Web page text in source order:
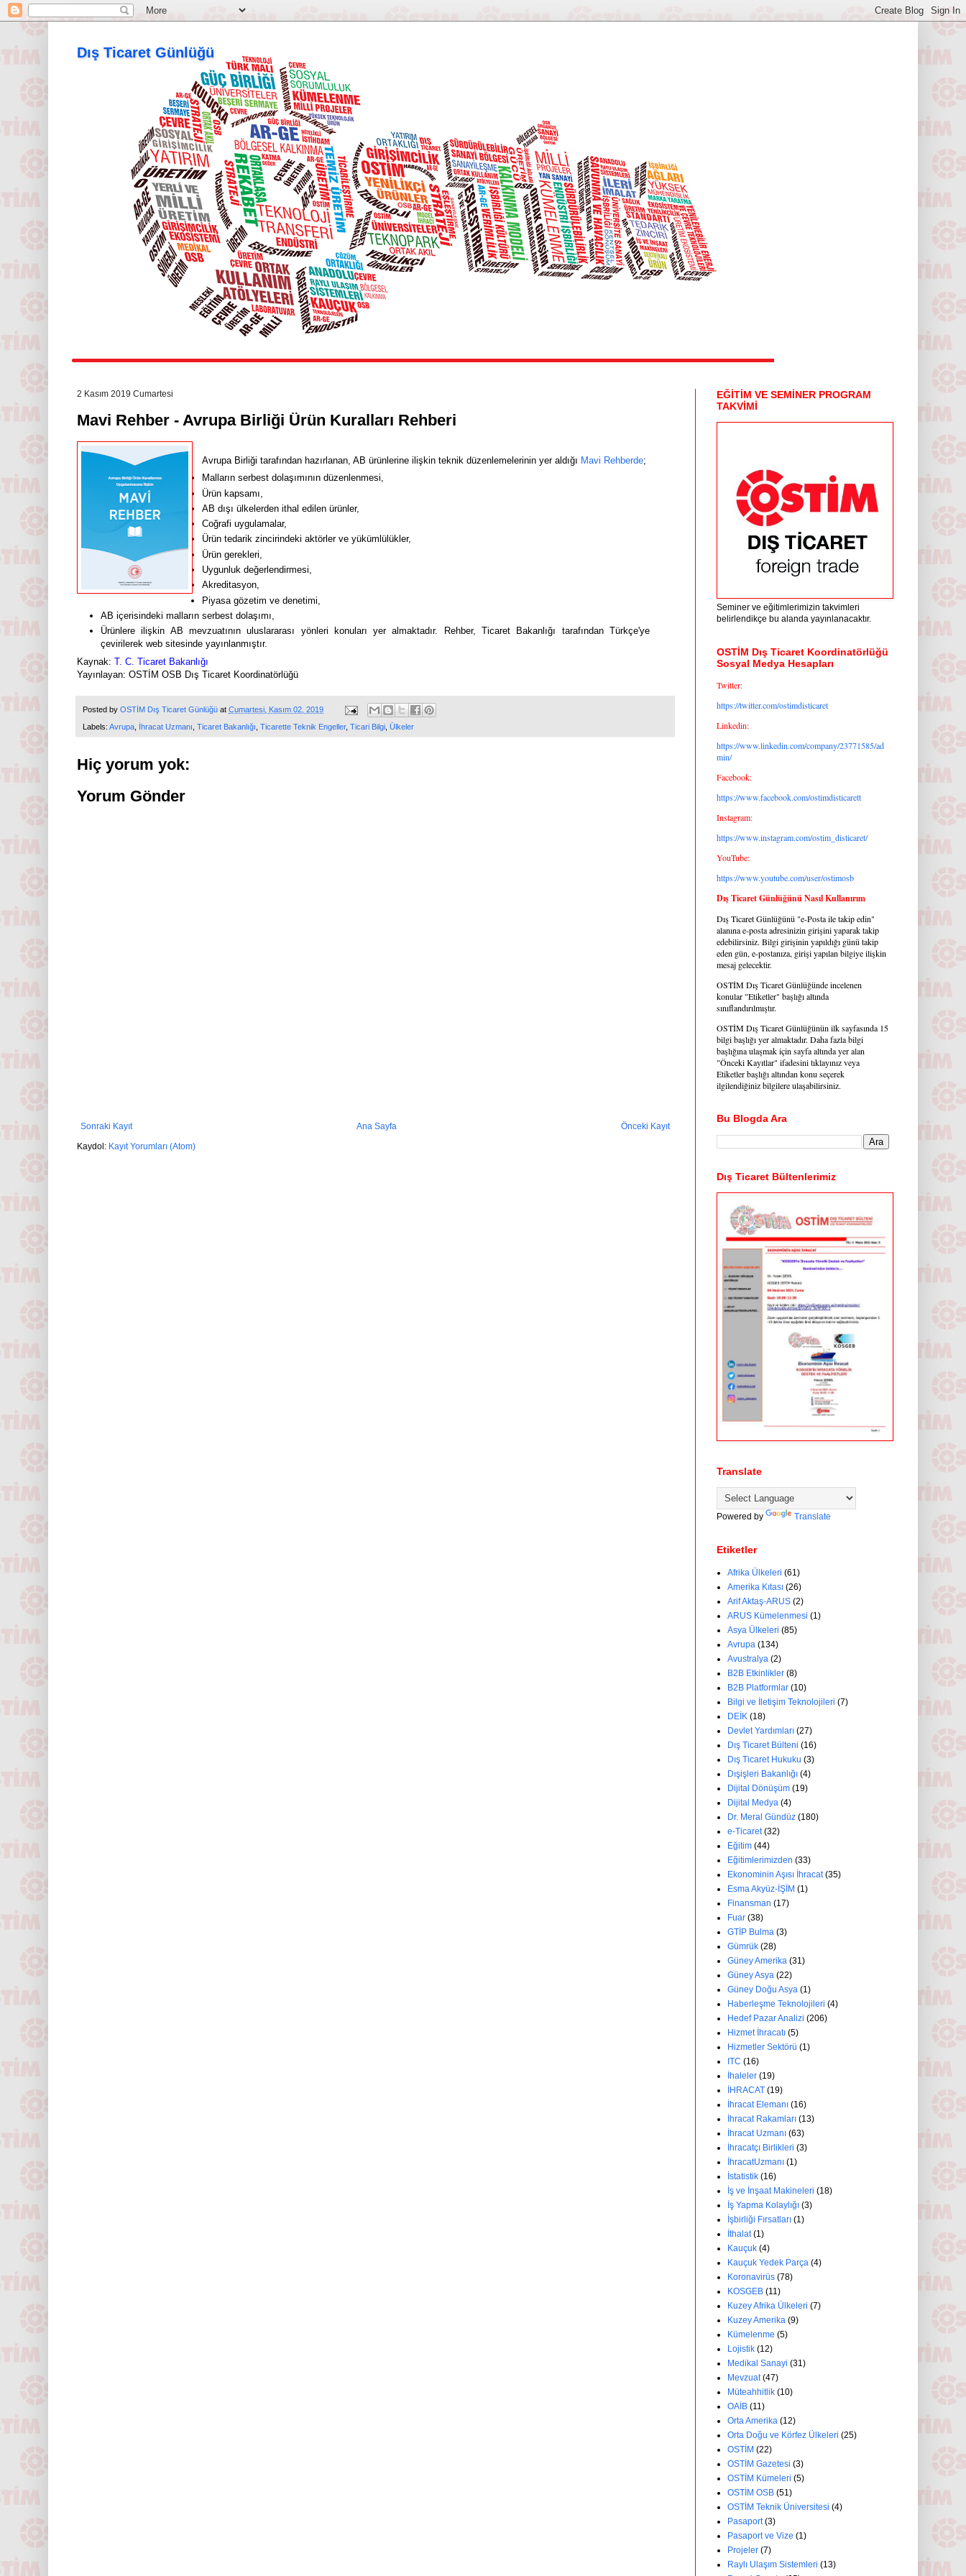
Dış Ticaret Günlüğü
2 Kasım 2019 Cumartesi
Mavi Rehber - Avrupa Birliği Ürün Kuralları Rehberi
Avrupa Birliği tarafından hazırlanan, AB ürünlerine ilişkin teknik düzenlemelerinin yer aldığı Mavi Rehberde;
Malların serbest dolaşımının düzenlenmesi,
Ürün kapsamı,
AB dışı ülkelerden ithal edilen ürünler,
Coğrafi uygulamalar,
Ürün tedarik zincirindeki aktörler ve yükümlülükler,
Ürün gerekleri,
Uygunluk değerlendirmesi,
Akreditasyon,
Piyasa gözetim ve denetimi,
AB içerisindeki malların serbest dolaşımı,
Ürünlere ilişkin AB mevzuatının uluslararası yönleri konuları yer almaktadır. Rehber, Ticaret Bakanlığı tarafından Türkçe'ye
çevirilerek web sitesinde yayınlanmıştır.
Kaynak: T. C. Ticaret Bakanlığı
Yayınlayan: OSTİM OSB Dış Ticaret Koordinatörlüğü
Posted by OSTİM Dış Ticaret Günlüğü at Cumartesi, Kasım 02, 2019
Labels: Avrupa İhracat Uzmanı Ticaret Bakanlığı Ticarette Teknik Engeller, Ticari Bilgi Ülkeler
Hiç yorum yok:
Yorum Gönder
Sonraki Kayıt Önceki Kayıt
Ana Sayfa
Kaydol: Kayıt Yorumları (Atom)
EĞİTİM VE SEMİNER PROGRAM
TAKVİMİ
Seminer ve eğitimlerimizin takvimleri
belirlendikçe bu alanda yayınlanacaktır.
OSTİM Dış Ticaret Koordinatörlüğü
Sosyal Medya Hesapları
Twitter:
https://twitter.com/ostimdisticaret
Linkedin:
https://www.linkedin.com/company/23771585/ad
min/
Facebook:
https://www.facebook.com/ostimdisticarett
Instagram:
https://www.instagram.com/ostim_disticaret/
YouTube:
https://www.youtube.com/user/ostimosb
Dış Ticaret Günlüğünü Nasıl Kullanırım
Dış Ticaret Günlüğünü "e-Posta ile takip edin"
alanına e-posta adresinizin girişini yaparak takip
edebilirsiniz. Bilgi girişinin yapıldığı günü takip
eden gün, e-postanıza, girişi yapılan bilgiye ilişkin
mesaj gelecektir.
OSTİM Dış Ticaret Günlüğünde incelenen
konular "Etiketler" başlığı altında
sınıflandırılmıştır.
OSTİM Dış Ticaret Günlüğünün ilk sayfasında 15
bilgi başlığı yer almaktadır. Daha fazla bilgi
başlığına ulaşmak için sayfa altında yer alan
"Önceki Kayıtlar" ifadesini tıklayınız veya
Etiketler başlığı altından konu seçerek
ilgilendiğiniz bilgilere ulaşabilirsiniz.
Bu Blogda Ara
Dış Ticaret Bültenlerimiz
Translate
Powered by Translate
Etiketler
Afrika Ülkeleri (61)
Amerika Kıtası (26)
Arif Aktaş-ARUS (2)
ARUS Kümelenmesi (1)
Asya Ülkeleri (85)
Avrupa (134)
Avustralya (2)
B2B Etkinlikler (8)
B2B Platformlar (10)
Bilgi ve İletişim Teknolojileri (7)
DEİK (18)
Devlet Yardımları (27)
Dış Ticaret Bülteni (16)
Dış Ticaret Hukuku (3)
Dışişleri Bakanlığı (4)
Dijital Dönüşüm (19)
Dijital Medya (4)
Dr. Meral Gündüz (180)
e-Ticaret (32)
Eğitim (44)
Eğitimlerimizden (33)
Ekonominin Aşısı İhracat (35)
Esma Akyüz-İŞİM (1)
Finansman (17)
Fuar (38)
GTİP Bulma (3)
Gümrük (28)
Güney Amerika (31)
Güney Asya (22)
Güney Doğu Asya (1)
Haberleşme Teknolojileri (4)
Hedef Pazar Analizi (206)
Hizmet İhracatı (5)
Hizmetler Sektörü (1)
ITC (16)
İhaleler (19)
İHRACAT (19)
İhracat Elemanı (16)
İhracat Rakamları (13)
İhracat Uzmanı (63)
İhracatçı Birlikleri (3)
İhracatUzmanı (1)
İstatistik (16)
İş ve İnşaat Makineleri (18)
İş Yapma Kolaylığı (3)
İşbirliği Fırsatları (1)
İthalat (1)
Kauçuk (4)
Kauçuk Yedek Parça (4)
Koronavirüs (78)
KOSGEB (11)
Kuzey Afrika Ülkeleri (7)
Kuzey Amerika (9)
Kümelenme (5)
Lojistik (12)
Medikal Sanayi (31)
Mevzuat (47)
Müteahhitlik (10)
OAİB (11)
Orta Amerika (12)
Orta Doğu ve Körfez Ülkeleri (25)
OSTİM (22)
OSTİM Gazetesi (3)
OSTİM Kümeleri (5)
OSTİM OSB (51)
OSTİM Teknik Üniversitesi (4)
Pasaport (3)
Pasaport ve Vize (1)
Projeler (7)
Raylı Ulaşım Sistemleri (13)